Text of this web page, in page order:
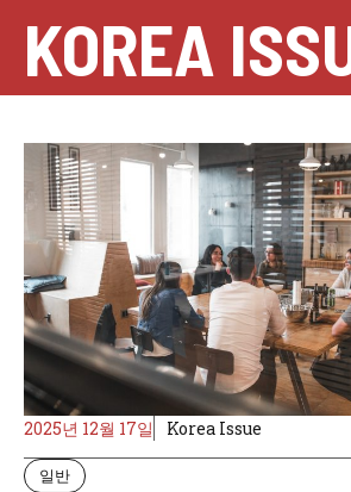
로
KOREA
2025년 12월 17일 Korea Issue
일반